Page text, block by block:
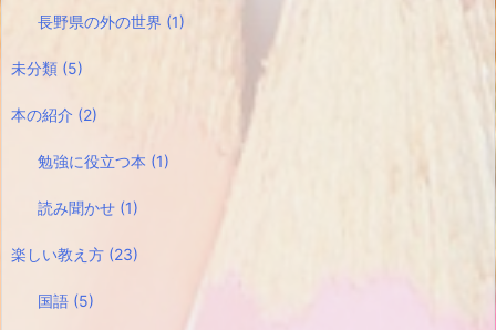
長野県の外の世界 (1)
未分類 (5)
本の紹介 (2)
勉強に役立つ本 (1)
読み聞かせ (1)
楽しい教え方 (23)
国語 (5)